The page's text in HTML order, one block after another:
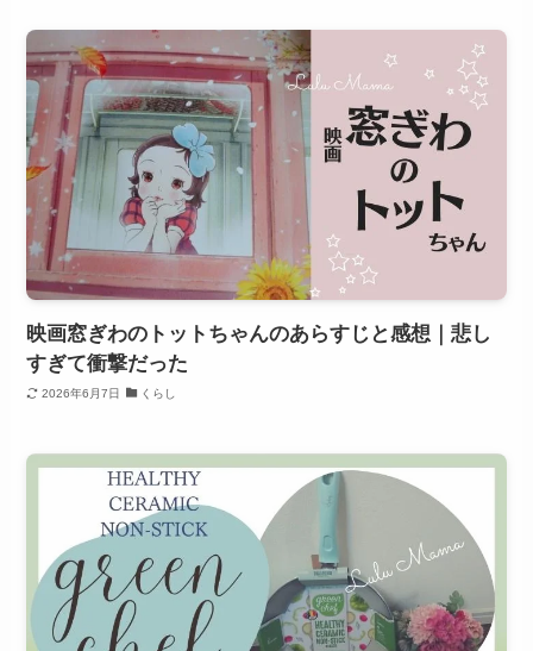
映画窓ぎわのトットちゃんのあらすじと感想｜悲し
すぎて衝撃だった
2026年6月7日 くらし